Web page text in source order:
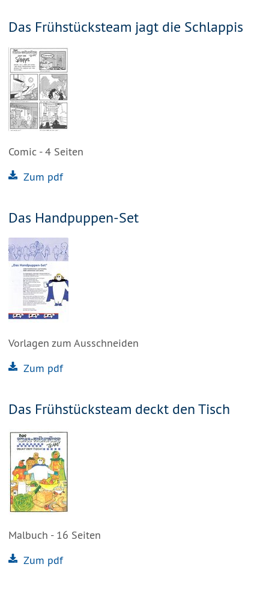
Das Frühstücksteam jagt die Schlappis
Comic - 4 Seiten
Zum pdf
Das Handpuppen-Set
Vorlagen zum Ausschneiden
Zum pdf
Das Frühstücksteam deckt den Tisch
Malbuch - 16 Seiten
Zum pdf